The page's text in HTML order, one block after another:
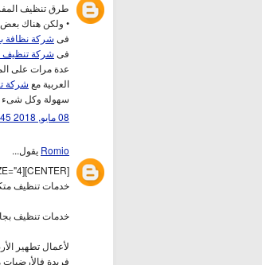
طرق تنظيف
• ولكن هناك
فى شركة نظافة
فى شركة تنظيف
عدة مرات على
العربية مع شركة
سهولة وكل شىء
08 مايو, 2018 13:45
Romio يقول...
[CENTER][SIZE="4"]
خدمات تنظيف
خدمات تنظيف
لأعمال تطهير
فريدة